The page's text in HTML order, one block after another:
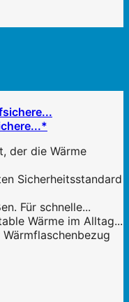
der die Wärme
Sicherheitsstandard
Für schnelle...
Wärme im Alltag...